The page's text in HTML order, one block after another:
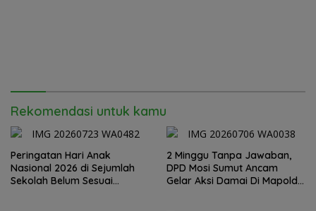
Rekomendasi untuk kamu
Peringatan Hari Anak
Nasional 2026 di Sejumlah
Sekolah Belum Sesuai
2 Minggu Tanpa Jawaban,
DPD Mosi Sumut Ancam
Gelar Aksi Damai Di Mapolda